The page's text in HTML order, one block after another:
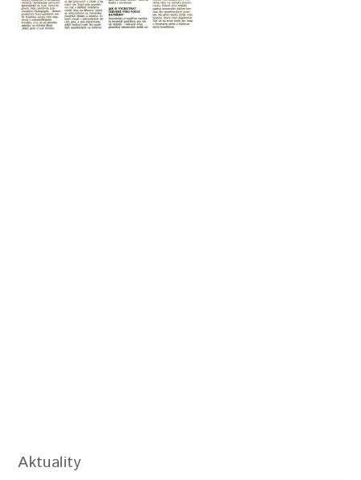
Aktuality